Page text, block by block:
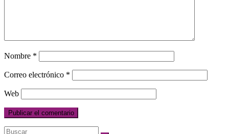
Nombre *
Correo electrónico *
Web